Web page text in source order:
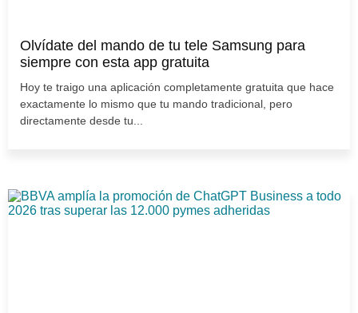
Olvídate del mando de tu tele Samsung para
siempre con esta app gratuita
Hoy te traigo una aplicación completamente gratuita que hace
exactamente lo mismo que tu mando tradicional, pero
directamente desde tu...